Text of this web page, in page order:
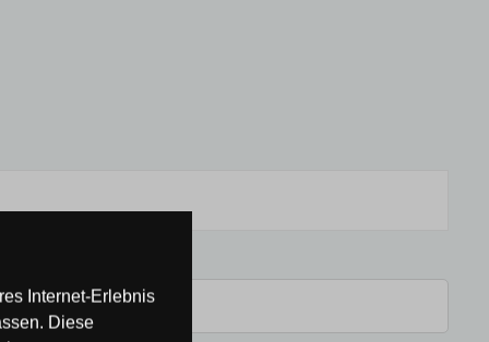
Internet-Erlebnis
Diese